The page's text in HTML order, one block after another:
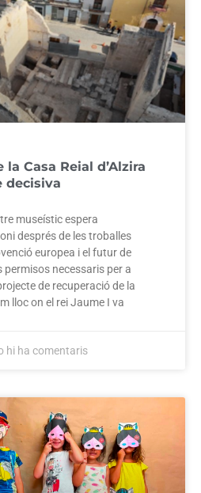
Casa Reial d’Alzira
decisiva
museístic espera
després de les troballes
europea i el futur de
permisos necessaris per a
de recuperació de la
lloc on el rei Jaume I va
hi ha comentaris